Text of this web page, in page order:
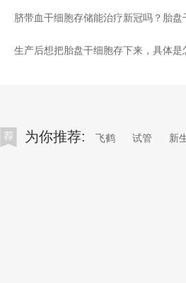
脐带血干细胞存储能治疗新冠吗？胎盘
生产后想把胎盘干细胞存下来，具体是
为你推荐: 飞鹤 试管 新